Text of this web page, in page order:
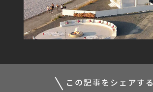
この記事をシェアする